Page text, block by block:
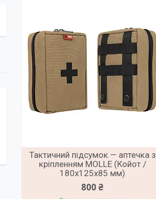
Тактичний підсумок — аптечка з
кріпленням MOLLE (Койот /
180х125х85 мм)
800 ₴